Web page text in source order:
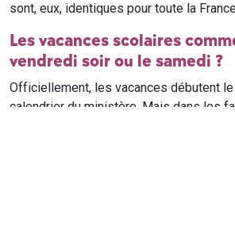
sont, eux, identiques pour toute la
Les vacances scolaires
vendredi soir ou le samedi ?
Officiellement, les vacances débutent
calendrier du ministère. Mais dans les